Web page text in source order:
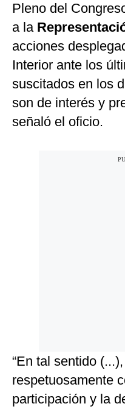
Pleno del
a la
acciones
Interior ante los
suscitados en los
son de interés y
señaló el oficio.
“En tal sentido
respetuosamente
participación y la